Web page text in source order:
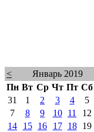
<
Январь 2019
Пн Вт Ср Чт Пт Сб
31
1 2 3 4 5
7
8 9 10 11 12
14
15 16 17 18 19